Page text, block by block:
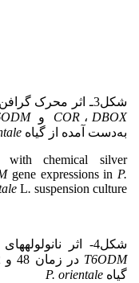
شکل3ـ اثر محرک گرافن با پوشش نانوذره نقره بر بیان نسبی ژن­های
COR ، DBOX و
به‌دست آمده از گیاه
chemical silver
gene expressions in P.
L. suspension culture.
شکل4- اثر نانولوله­های کربنی بر بیان ژن­های
T6ODM
گیاه P. orientale